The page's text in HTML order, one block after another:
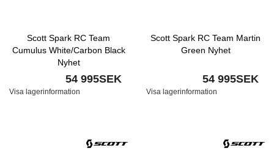
Scott Spark RC Team
Cumulus White/Carbon Black
Nyhet
54 995SEK
Visa lagerinformation
Scott Spark RC Team Martin
Green Nyhet
54 995SEK
Visa lagerinformation